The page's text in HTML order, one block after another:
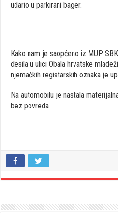
udario u parkirani bager.
Kako nam je saopćeno iz MUP
desila u ulici Obala hrvatske
njemačkih registarskih oznaka je
Na automobilu je nastala
bez povreda